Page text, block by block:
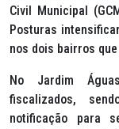
Civil Municipal
Posturas
nos dois bairros
No Jardim
fiscalizados,
notificação para